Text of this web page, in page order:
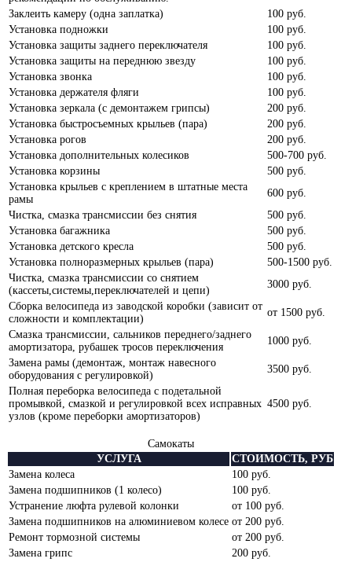
Заклеить камеру (одна заплатка)
100 руб.
Установка подножки
100 руб.
Установка защиты заднего переключателя
100 руб.
Установка защиты на переднюю звезду
100 руб.
Установка звонка
100 руб.
Установка держателя фляги
100 руб.
Установка зеркала (с демонтажем грипсы)
200 руб.
Установка быстросъемных крыльев (пара)
200 руб.
Установка рогов
200 руб.
Установка дополнительных колесиков
500-700 руб.
Установка корзины
500 руб.
Установка крыльев с креплением в штатные места
рамы
600 руб.
Чистка, смазка трансмиссии без снятия
500 руб.
Установка багажника
500 руб.
Установка детского кресла
500 руб.
Установка полноразмерных крыльев (пара)
500-1500 руб.
Чистка, смазка трансмиссии со снятием
(кассеты,системы,переключателей и цепи)
3000 руб.
Сборка велосипеда из заводской коробки (зависит от
сложности и комплектации)
от 1500 руб.
Смазка трансмиссии, сальников переднего/заднего
амортизатора, рубашек тросов переключения
1000 руб.
Замена рамы (демонтаж, монтаж навесного
оборудования с регулировкой)
3500 руб.
Полная переборка велосипеда с подетальной
промывкой, смазкой и регулировкой всех исправных
узлов (кроме переборки амортизаторов)
4500 руб.
Самокаты
УСЛУГА
СТОИМОСТЬ, РУБ
Замена колеса
100 руб.
Замена подшипников (1 колесо)
100 руб.
Устранение люфта рулевой колонки
от 100 руб.
Замена подшипников на алюминиевом колесе от 200 руб.
Ремонт тормозной системы
от 200 руб.
Замена грипс
200 руб.